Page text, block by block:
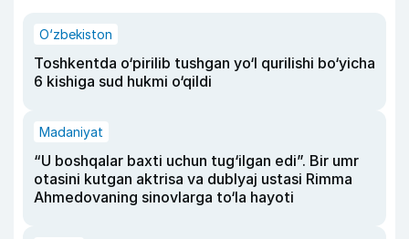
O‘zbekiston
Toshkentda o‘pirilib tushgan yo‘l qurilishi bo‘yicha
6 kishiga sud hukmi o‘qildi
Madaniyat
“U boshqalar baxti uchun tug‘ilgan edi”. Bir umr
otasini kutgan aktrisa va dublyaj ustasi Rimma
Ahmedovaning sinovlarga to‘la hayoti